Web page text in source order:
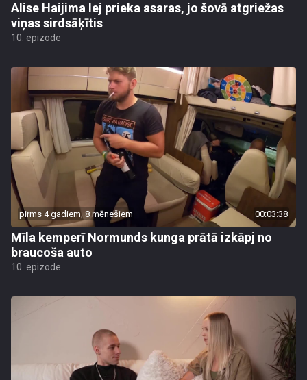
Alise Haijima lej prieka asaras, jo šovā atgriežas
viņas sirdsāķītis
10. epizode
pirms 4 gadiem, 8 mēnešiem 00:03:38
Mīla kemperī Normunds kunga prātā izkāpj no
braucoša auto
10. epizode